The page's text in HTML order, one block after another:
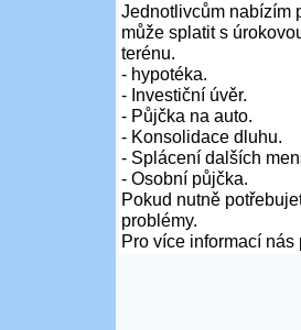
Jednotlivcům nabízím
může splatit s
terénu.
- hypotéka.
- Investiční úvěr.
- Půjčka na auto.
- Konsolidace dluhu.
- Splácení dalších
- Osobní půjčka.
Pokud nutně
problémy.
Pro více informací nás